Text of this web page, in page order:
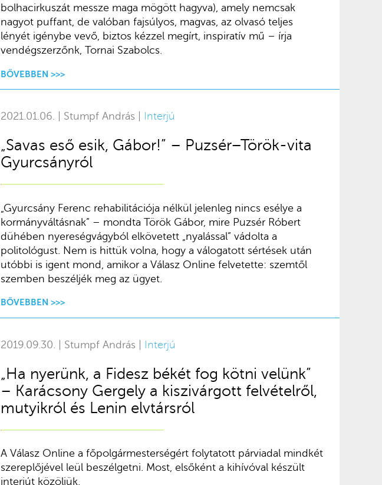
bolhacirkuszát messze maga mögött hagyva), amely nemcsak
nagyot puffant, de valóban fajsúlyos, magvas, az olvasó teljes
lényét igénybe vevő, biztos kézzel megírt, inspiratív mű – írja
vendégszerzőnk, Tornai Szabolcs.
BŐVEBBEN >>>
2021.01.06. | Stumpf András | Interjú
„Savas eső esik, Gábor!” – Puzsér–Török-vita
Gyurcsányról
„Gyurcsány Ferenc rehabilitációja nélkül jelenleg nincs esélye a
kormányváltásnak” – mondta Török Gábor, mire Puzsér Róbert
dühében nyereségvágyból elkövetett „nyalással” vádolta a
politológust. Nem is hittük volna, hogy a válogatott sértések után
utóbbi is igent mond, amikor a Válasz Online felvetette: szemtől
szemben beszéljék meg az ügyet.
BŐVEBBEN >>>
2019.09.30. | Stumpf András | Interjú
„Ha nyerünk, a Fidesz békét fog kötni velünk”
– Karácsony Gergely a kiszivárgott felvételről,
mutyikról és Lenin elvtársról
A Válasz Online a főpolgármesterségért folytatott párviadal mindkét
szereplőjével leül beszélgetni. Most, elsőként a kihívóval készült
interjút közöljük.